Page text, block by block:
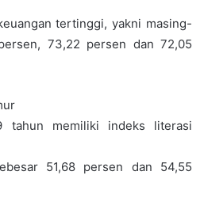
tertinggi, yakni masing-
73,22 persen dan 72,05
tahun memiliki indeks literasi
51,68 persen dan 54,55